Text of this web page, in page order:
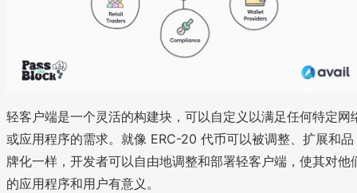
轻客户端是一个灵活的构建块，可以自定义以满足任何特定网
或应用程序的需求。就像 ERC-20 代币可以被调整、扩展和品
牌化一样，开发者可以自由地调整和部署轻客户端，使其对他
的应用程序和用户有意义。